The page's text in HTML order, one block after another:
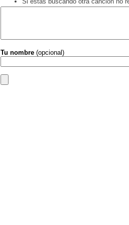
Tu nombre (opcional)